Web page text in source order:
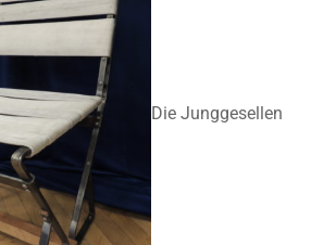
Die Junggesellen